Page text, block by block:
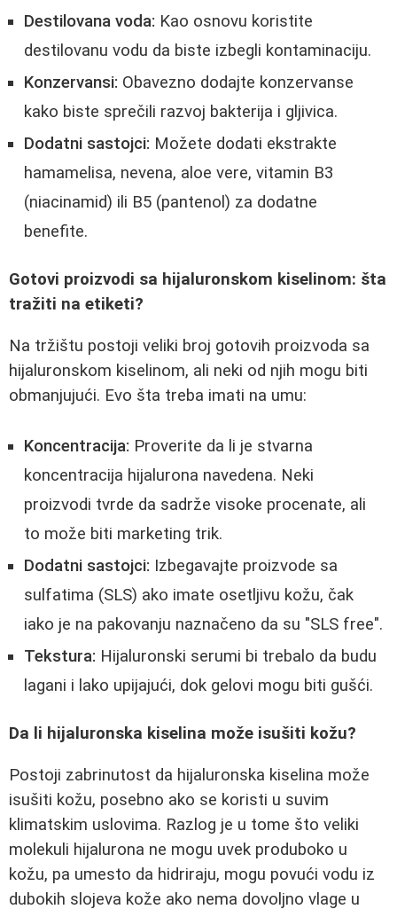
Destilovana voda: Kao osnovu koristite
destilovanu vodu da biste izbegli kontaminaciju.
Konzervansi: Obavezno dodajte konzervanse
kako biste sprečili razvoj bakterija i gljivica.
Dodatni sastojci: Možete dodati ekstrakte
hamamelisa, nevena, aloe vere, vitamin B3
(niacinamid) ili B5 (pantenol) za dodatne
benefite.
Gotovi proizvodi sa hijaluronskom kiselinom: šta
tražiti na etiketi?
Na tržištu postoji veliki broj gotovih proizvoda sa
hijaluronskom kiselinom, ali neki od njih mogu biti
obmanjujući. Evo šta treba imati na umu:
Koncentracija: Proverite da li je stvarna
koncentracija hijalurona navedena. Neki
proizvodi tvrde da sadrže visoke procenate, ali
to može biti marketing trik.
Dodatni sastojci: Izbegavajte proizvode sa
sulfatima (SLS) ako imate osetljivu kožu, čak
iako je na pakovanju naznačeno da su "SLS free".
Tekstura: Hijaluronski serumi bi trebalo da budu
lagani i lako upijajući, dok gelovi mogu biti gušći.
Da li hijaluronska kiselina može isušiti kožu?
Postoji zabrinutost da hijaluronska kiselina može
isušiti kožu, posebno ako se koristi u suvim
klimatskim uslovima. Razlog je u tome što veliki
molekuli hijalurona ne mogu uvek produboko u
kožu, pa umesto da hidriraju, mogu povući vodu iz
dubokih slojeva kože ako nema dovoljno vlage u